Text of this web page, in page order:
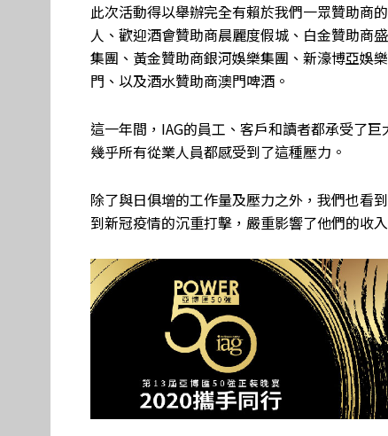
此次活動得以舉辦完全有賴於我們一眾贊助商
人、歡迎酒會贊助商晨麗度假城、白金贊助商
集團、黃金贊助商銀河娛樂集團、新濠博亞娛
門、以及酒水贊助商澳門啤酒。
這一年間，IAG的員工、客戶和讀者都承受了
幾乎所有從業人員都感受到了這種壓力。
除了與日俱增的工作量及壓力之外，我們也
到新冠疫情的沉重打擊，嚴重影響了他們的收